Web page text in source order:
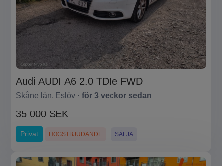
Audi AUDI A6 2.0 TDIe FWD
Skåne län, Eslöv · för 3 veckor sedan
35 000 SEK
Privat HÖGSTBJUDANDE SÄLJA